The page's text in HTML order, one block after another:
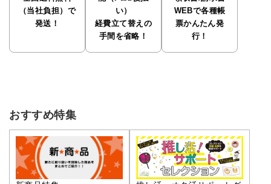
（当社負担）で
発送！
い）
経費立て替えの
手間を省略！
WEBで各種帳
票かんたん発
行！
おすすめ特集